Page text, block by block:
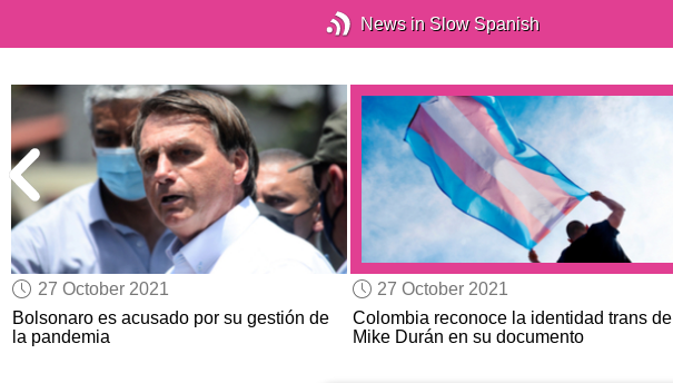
News in Slow Spanish
27 October 2021
Bolsonaro es acusado por su gestión de
la pandemia
27 October 2021
Colombia reconoce la identidad trans de
Mike Durán en su documento